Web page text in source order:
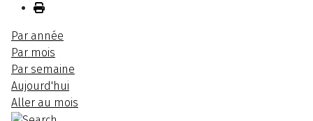
Par année
Par mois
Par semaine
Aujourd'hui
Aller au mois